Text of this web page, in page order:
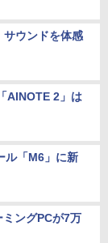
サウンドを体感
AINOTE 2」は
ル「M6」に新
ングPCが7万